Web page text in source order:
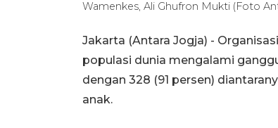
Wamenkes, Ali Ghufron Mukti (Foto
Jakarta (Antara Jogja) -
populasi dunia mengalami
dengan 328 (91 persen)
anak.